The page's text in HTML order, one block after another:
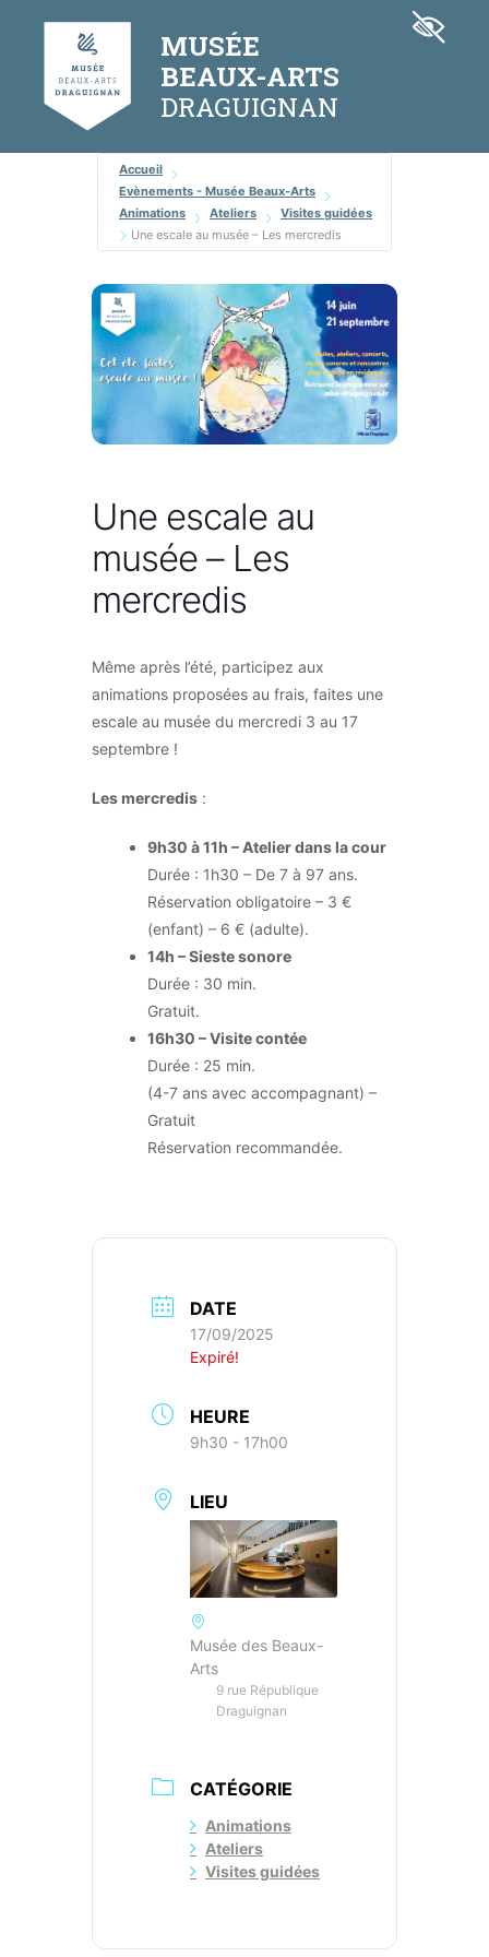
MUSÉE
BEAUX-ARTS
Accueil
Evènements - Musée Beaux-Arts
Animations
Ateliers
Visites guidées
Une escale au musée – Les mercredis
Une escale au
musée – Les
mercredis
Même après l’été, participez aux
animations proposées au frais, faites une
escale au musée du mercredi 3 au 17
septembre !
Les mercredis :
9h30 à 11h – Atelier dans la cour
Durée : 1h30 – De 7 à 97 ans.
Réservation obligatoire – 3 €
(enfant) – 6 € (adulte).
14h – Sieste sonore
Durée : 30 min.
Gratuit.
16h30 – Visite contée
Durée : 25 min.
(4-7 ans avec accompagnant) –
Gratuit
Réservation recommandée.
DATE
17/09/2025
Expiré!
HEURE
9h30 - 17h00
LIEU
Musée des Beaux-
Arts
9 rue République
Draguignan
CATÉGORIE
Animations
Ateliers
Visites guidées